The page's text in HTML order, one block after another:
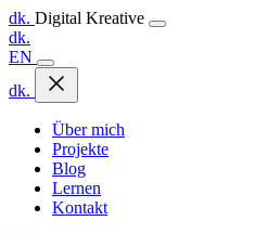
dk. Digital Kreative
dk.
EN
dk.
Über mich
Projekte
Blog
Lernen
Kontakt